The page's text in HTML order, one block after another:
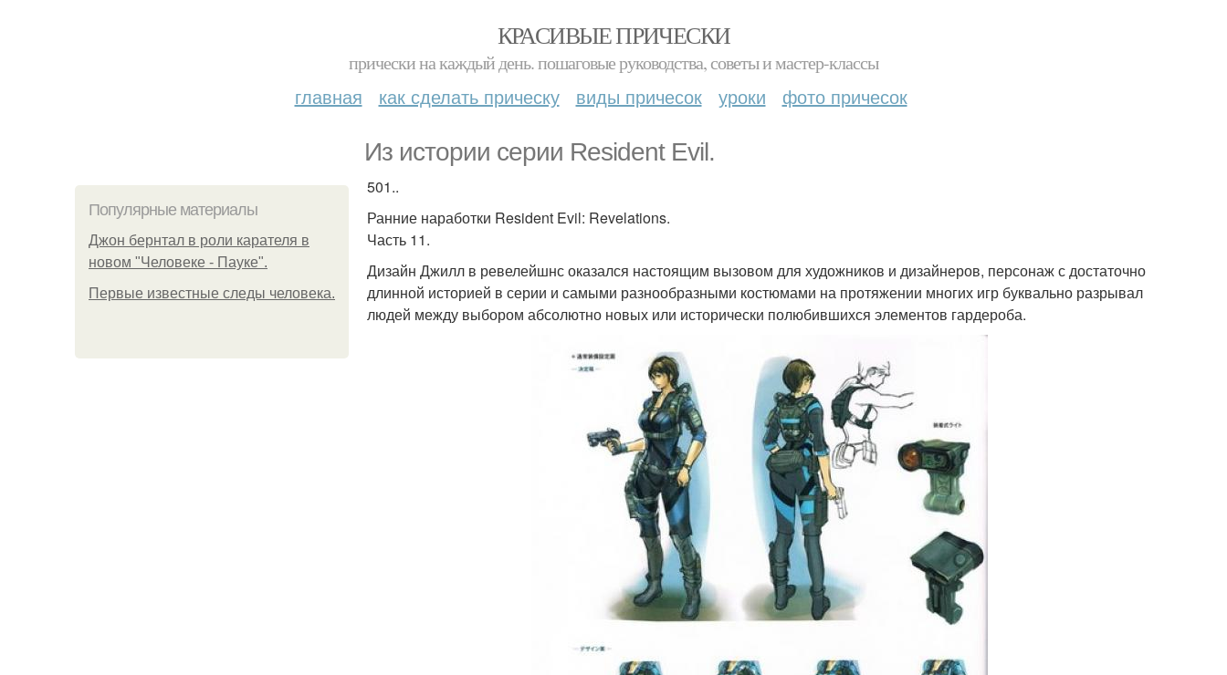
КРАСИВЫЕ ПРИЧЕСКИ
прически на каждый день. пошаговые руководства, советы и мастер-классы
главная как сделать прическу виды причесок уроки фото причесок
Из истории серии Resident Evil.
Популярные материалы
Джон бернтал в роли карателя в
новом "Человеке - Пауке".
Первые известные следы человека.
501..
Ранние наработки Resident Evil: Revelations.
Часть 11.
Дизайн Джилл в ревелейшнс оказался настоящим вызовом для художников и дизайнеров, персонаж с достаточно
длинной историей в серии и самыми разнообразными костюмами на протяжении многих игр буквально разрывал
людей между выбором абсолютно новых или исторически полюбившихся элементов гардероба.